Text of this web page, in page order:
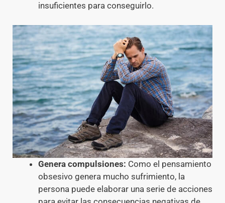
insuficientes para conseguirlo.
Genera compulsiones: Como el pensamiento
obsesivo genera mucho sufrimiento, la
persona puede elaborar una serie de acciones